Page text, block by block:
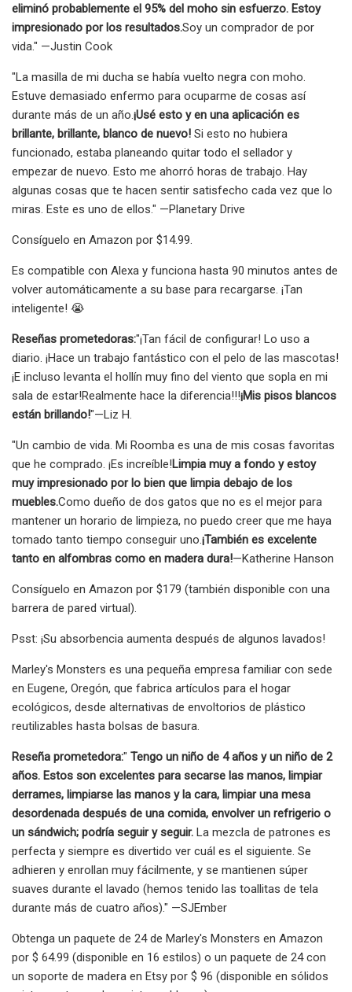
eliminó probablemente el 95% del moho sin esfuerzo. Estoy
impresionado por los resultados.Soy un comprador de por
vida." —Justin Cook
"La masilla de mi ducha se había vuelto negra con moho.
Estuve demasiado enfermo para ocuparme de cosas así
durante más de un año.¡Usé esto y en una aplicación es
brillante, brillante, blanco de nuevo! Si esto no hubiera
funcionado, estaba planeando quitar todo el sellador y
empezar de nuevo. Esto me ahorró horas de trabajo. Hay
algunas cosas que te hacen sentir satisfecho cada vez que lo
miras. Este es uno de ellos." —Planetary Drive
Consíguelo en Amazon por $14.99.
Es compatible con Alexa y funciona hasta 90 minutos antes de
volver automáticamente a su base para recargarse. ¡Tan
inteligente! 😭
Reseñas prometedoras:"¡Tan fácil de configurar! Lo uso a
diario. ¡Hace un trabajo fantástico con el pelo de las mascotas!
¡E incluso levanta el hollín muy fino del viento que sopla en mi
sala de estar!Realmente hace la diferencia!!!¡Mis pisos blancos
están brillando!"—Liz H.
"Un cambio de vida. Mi Roomba es una de mis cosas favoritas
que he comprado. ¡Es increíble!Limpia muy a fondo y estoy
muy impresionado por lo bien que limpia debajo de los
muebles.Como dueño de dos gatos que no es el mejor para
mantener un horario de limpieza, no puedo creer que me haya
tomado tanto tiempo conseguir uno.¡También es excelente
tanto en alfombras como en madera dura!—Katherine Hanson
Consíguelo en Amazon por $179 (también disponible con una
barrera de pared virtual).
Psst: ¡Su absorbencia aumenta después de algunos lavados!
Marley's Monsters es una pequeña empresa familiar con sede
en Eugene, Oregón, que fabrica artículos para el hogar
ecológicos, desde alternativas de envoltorios de plástico
reutilizables hasta bolsas de basura.
Reseña prometedora:" Tengo un niño de 4 años y un niño de 2
años. Estos son excelentes para secarse las manos, limpiar
derrames, limpiarse las manos y la cara, limpiar una mesa
desordenada después de una comida, envolver un refrigerio o
un sándwich; podría seguir y seguir. La mezcla de patrones es
perfecta y siempre es divertido ver cuál es el siguiente. Se
adhieren y enrollan muy fácilmente, y se mantienen súper
suaves durante el lavado (hemos tenido las toallitas de tela
durante más de cuatro años)." —SJEmber
Obtenga un paquete de 24 de Marley's Monsters en Amazon
por $ 64.99 (disponible en 16 estilos) o un paquete de 24 con
un soporte de madera en Etsy por $ 96 (disponible en sólidos